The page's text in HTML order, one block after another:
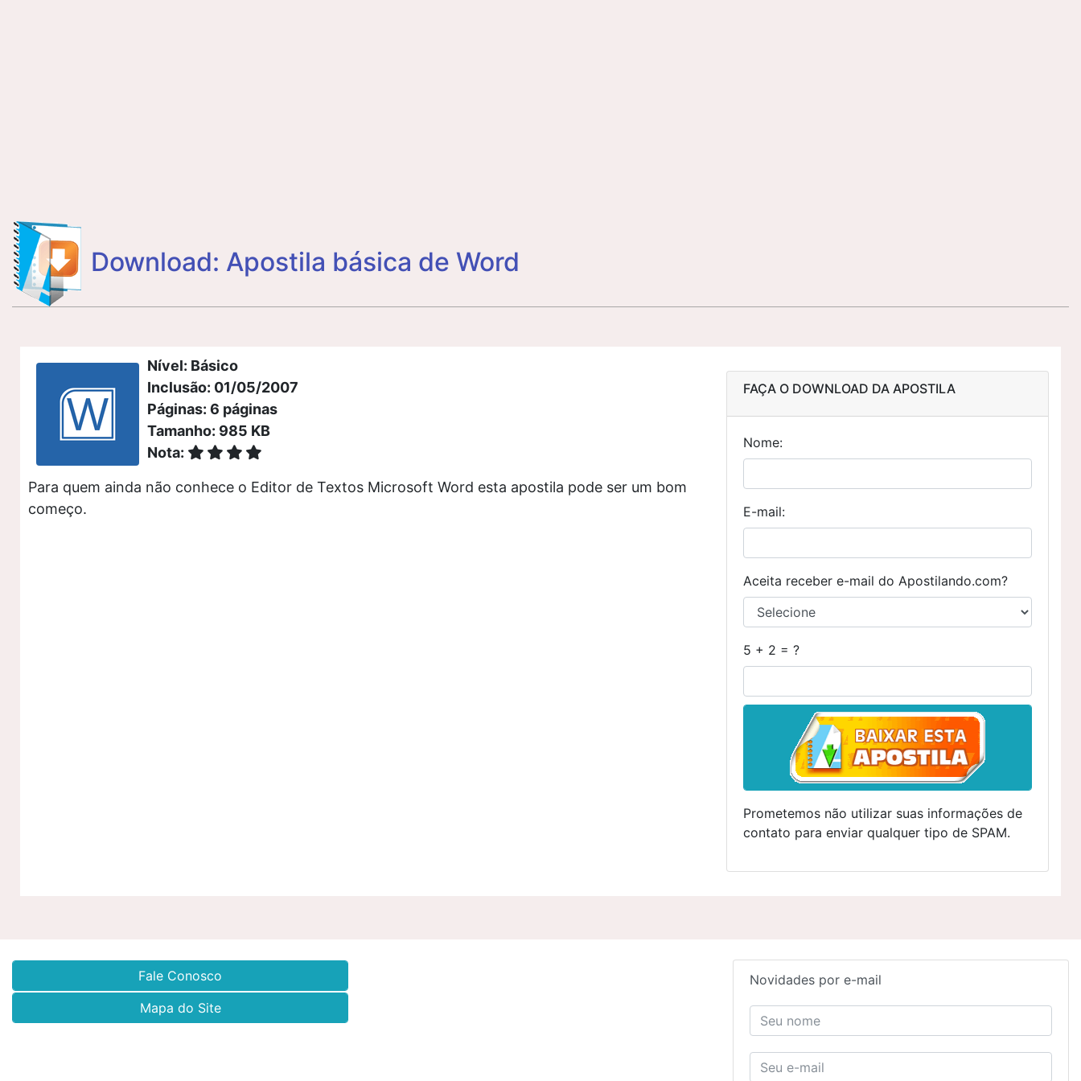
Download: Apostila básica de Word
Nível: Básico
Inclusão: 01/05/2007
Páginas: 6 páginas
Tamanho: 985 KB
Nota:
Para quem ainda não conhece o Editor de Textos Microsoft Word esta apostila pode ser um bom
começo.
FAÇA O DOWNLOAD DA APOSTILA
Nome:
E-mail:
Aceita receber e-mail do Apostilando.com?
5 + 2 = ?
Prometemos não utilizar suas informações de
contato para enviar qualquer tipo de SPAM.
Fale Conosco
Mapa do Site
Novidades por e-mail